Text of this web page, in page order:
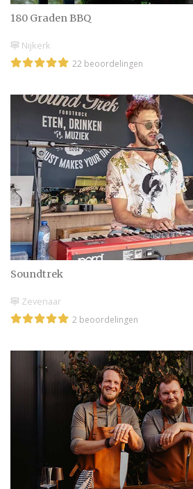
180 Graden BBQ
Nijkerk
22 beoordelingen
Soundtrek
Zevenaar
2 beoordelingen